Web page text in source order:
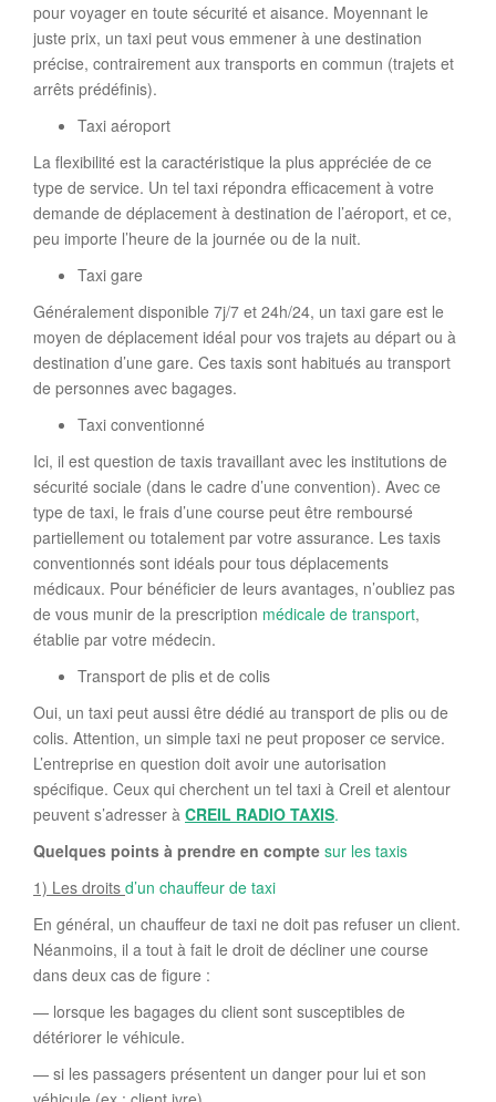
pour voyager en toute sécurité et aisance. Moyennant le
juste prix, un taxi peut vous emmener à une destination
précise, contrairement aux transports en commun (trajets et
arrêts prédéfinis).
Taxi aéroport
La flexibilité est la caractéristique la plus appréciée de ce
type de service. Un tel taxi répondra efficacement à votre
demande de déplacement à destination de l’aéroport, et ce,
peu importe l’heure de la journée ou de la nuit.
Taxi gare
Généralement disponible 7j/7 et 24h/24, un taxi gare est le
moyen de déplacement idéal pour vos trajets au départ ou à
destination d’une gare. Ces taxis sont habitués au transport
de personnes avec bagages.
Taxi conventionné
Ici, il est question de taxis travaillant avec les institutions de
sécurité sociale (dans le cadre d’une convention). Avec ce
type de taxi, le frais d’une course peut être remboursé
partiellement ou totalement par votre assurance. Les taxis
conventionnés sont idéals pour tous déplacements
médicaux. Pour bénéficier de leurs avantages, n’oubliez pas
de vous munir de la prescription médicale de transport,
établie par votre médecin.
Transport de plis et de colis
Oui, un taxi peut aussi être dédié au transport de plis ou de
colis. Attention, un simple taxi ne peut proposer ce service.
L’entreprise en question doit avoir une autorisation
spécifique. Ceux qui cherchent un tel taxi à Creil et alentour
peuvent s’adresser à CREIL RADIO TAXIS.
Quelques points à prendre en compte sur les taxis
1) Les droits d’un chauffeur de taxi
En général, un chauffeur de taxi ne doit pas refuser un client.
Néanmoins, il a tout à fait le droit de décliner une course
dans deux cas de figure :
— lorsque les bagages du client sont susceptibles de
détériorer le véhicule.
— si les passagers présentent un danger pour lui et son